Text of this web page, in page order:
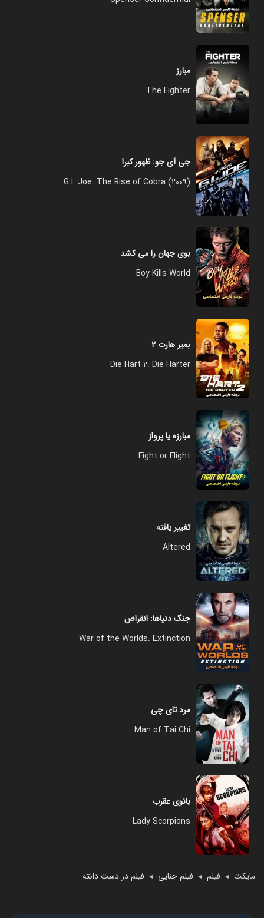
مایکت ◄ فیلم ◄ فیلم جنایی ◄ فیلم در دست دانته
مبارز
The Fighter
جی آی جو: ظهور کبرا
G.I. Joe: The Rise of Cobra (2009)
بوی جهان را می کشد
Boy Kills World
بمیر هارت ۲
Die Hart 2: Die Harter
مبارزه یا پرواز
Fight or Flight
تغییر یافته
Altered
جنگ دنیاها: انقراض
War of the Worlds: Extinction
مرد تای چی
Man of Tai Chi
بانوی عقرب
Lady Scorpions